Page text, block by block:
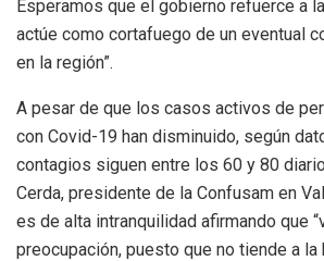
Esperamos que el gobierno refuerce a
actúe como cortafuego de un eventual
en la región”.
A pesar de que los casos activos de
con Covid-19 han disminuido, según
contagios siguen entre los 60 y 80
Cerda, presidente de la Confusam en
es de alta intranquilidad afirmando que
preocupación, puesto que no tiende a la